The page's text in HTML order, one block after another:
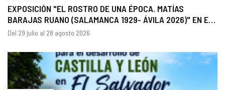
EXPOSICIÓN "EL ROSTRO DE UNA ÉPOCA. MATÍAS
BARAJAS RUANO (SALAMANCA 1929- ÁVILA 2026)" EN EL
ARCHIVO HISTÓRICO PROVINCIAL DE ÁVILA
¿Cuándo?
Fechas
Del 29 julio al 28 agosto 2026